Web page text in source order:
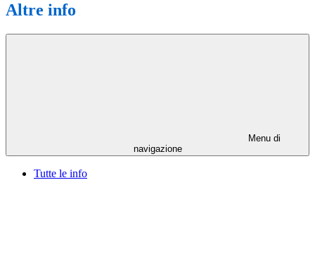
Altre info
Menu di
navigazione
Tutte le info